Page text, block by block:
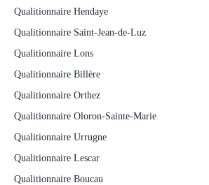
Qualitionnaire Hendaye
Qualitionnaire Saint-Jean-de-Luz
Qualitionnaire Lons
Qualitionnaire Billère
Qualitionnaire Orthez
Qualitionnaire Oloron-Sainte-Marie
Qualitionnaire Urrugne
Qualitionnaire Lescar
Qualitionnaire Boucau